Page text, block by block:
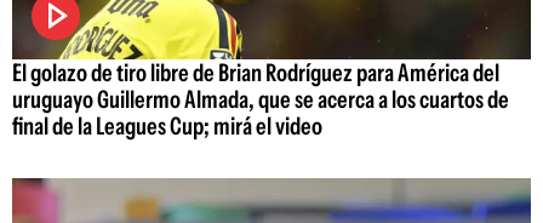
El golazo de tiro libre de Brian Rodríguez para América del
uruguayo Guillermo Almada, que se acerca a los cuartos de
final de la Leagues Cup; mirá el video